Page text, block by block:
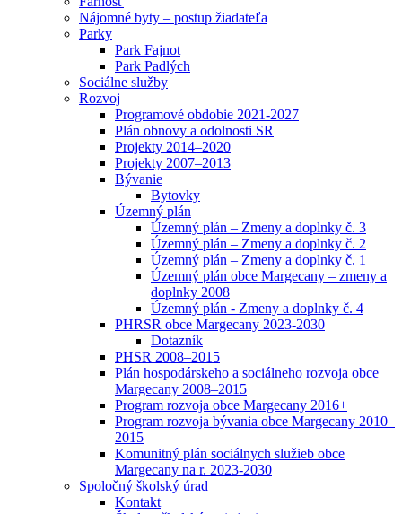
Nájomné byty – postup žiadateľa
Parky
Park Fajnot
Park Padlých
Sociálne služby
Rozvoj
Programové obdobie 2021-2027
Plán obnovy a odolnosti SR
Projekty 2014–2020
Projekty 2007–2013
Bývanie
Bytovky
Územný plán
Územný plán – Zmeny a doplnky č. 3
Územný plán – Zmeny a doplnky č. 2
Územný plán – Zmeny a doplnky č. 1
Územný plán obce Margecany – zmeny a
doplnky 2008
Územný plán - Zmeny a doplnky č. 4
PHRSR obce Margecany 2023-2030
Dotazník
PHSR 2008–2015
Plán hospodárskeho a sociálneho rozvoja obce
Margecany 2008–2015
Program rozvoja obce Margecany 2016+
Program rozvoja bývania obce Margecany 2010–
2015
Komunitný plán sociálnych služieb obce
Margecany na r. 2023-2030
Spoločný školský úrad
Kontakt